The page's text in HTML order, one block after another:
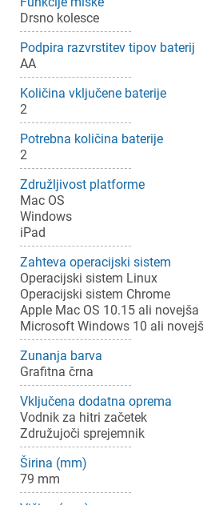
Drsno kolesce
Podpira razvrstitev tipov baterij
AA
Količina vključene baterije
2
Potrebna količina baterije
2
Združljivost platforme
Mac OS
Windows
iPad
Zahteva operacijski sistem
Operacijski sistem Linux
Operacijski sistem Chrome
Apple Mac OS 10.15 ali novejša
Microsoft Windows 10 ali
Zunanja barva
Grafitna črna
Vključena dodatna oprema
Vodnik za hitri začetek
Združujoči sprejemnik
Širina (mm)
79 mm